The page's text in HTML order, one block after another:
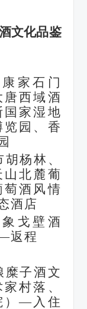
文化品鉴
家石门
西域酒
家湿地
园、香
杨林、
北麓葡
酒风情
酒店
戈壁酒
返程
子酒文
村落、
）—入住